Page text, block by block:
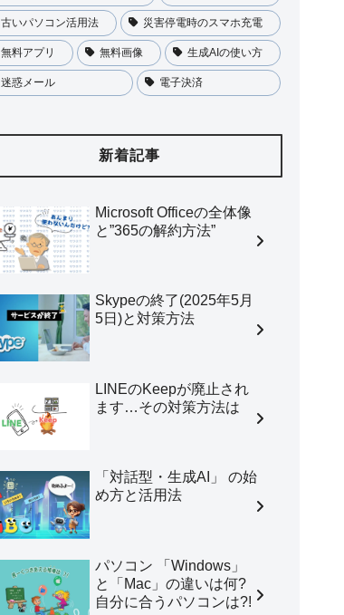
古いパソコン活用法 災害停電時のスマホ充電
無料アプリ 無料画像 生成AIの使い方
迷惑メール 電子決済
新着記事
Microsoft Officeの全体像
と”365の解約方法”
Skypeの終了(2025年5月
5日)と対策方法
LINEのKeepが廃止され
ます…その対策方法は
「対話型・生成AI」 の始
め方と活用法
パソコン 「Windows」
と「Mac」の違いは何?
自分に合うパソコンは?!